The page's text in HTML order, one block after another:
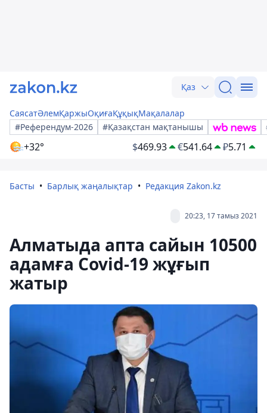
Қаз
СаясатӘлемҚаржыОқиғаҚұқықМақалалар
#Референдум-2026
#Қазақстан мақтанышы
+32° $469.93 €541.64 ₽5.71
Басты Барлық жаңалықтар Редакция Zakon.kz
20:23, 17 тамыз 2021
Алматыда апта сайын 10500
адамға Covid-19 жұғып
жатыр